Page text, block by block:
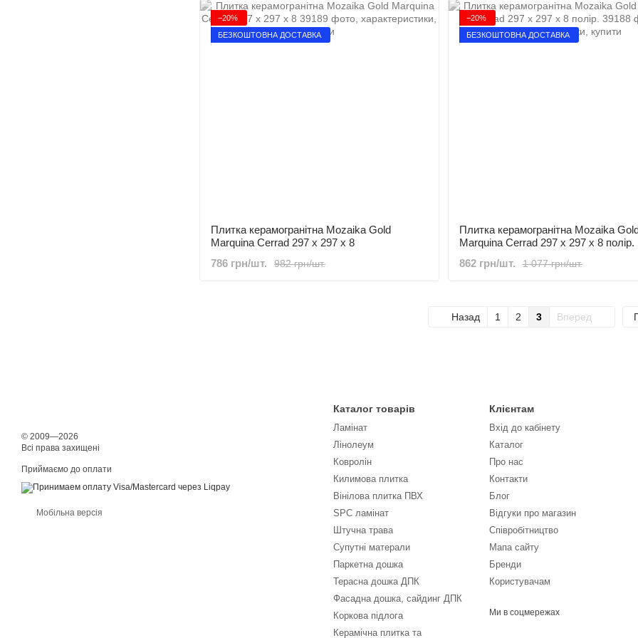
−20%
БЕЗКОШТОВНА ДОСТАВКА
Плитка керамогранітна Mozaika Gold
Marquina Cerrad 297 x 297 x 8
982 грн/шт.
786 грн/шт.
−20%
БЕЗКОШТОВНА ДОСТАВКА
Плитка керамогранітна Mozaika
Marquina Cerrad 297 x 297 x 8 полір.
1 077 грн/шт.
862 грн/шт.
Назад 1 2 3 Вперед
© 2009—2026
Всі права захищені
Приймаємо до оплати
Мобільна версія
Каталог товарів
Ламінат
Лінолеум
Ковролін
Килимова плитка
Вінілова плитка ПВХ
SPC ламінат
Штучна трава
Супутні матерали
Паркетна дошка
Терасна дошка ДПК
Фасадна дошка, сайдинг ДПК
Коркова підлога
Керамічна плитка та
Клієнтам
Вхід до кабінету
Каталог
Про нас
Контакти
Блог
Відгуки про магазин
Співробітництво
Мапа сайту
Бренди
Користувачам
Ми в соцмережах